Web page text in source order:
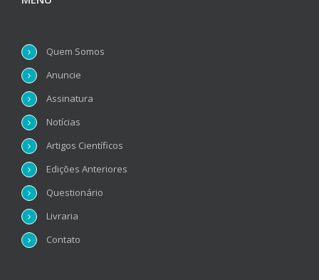
Quem Somos
Anuncie
Assinatura
Notícias
Artigos Científicos
Edições Anteriores
Questionário
Livraria
Contato